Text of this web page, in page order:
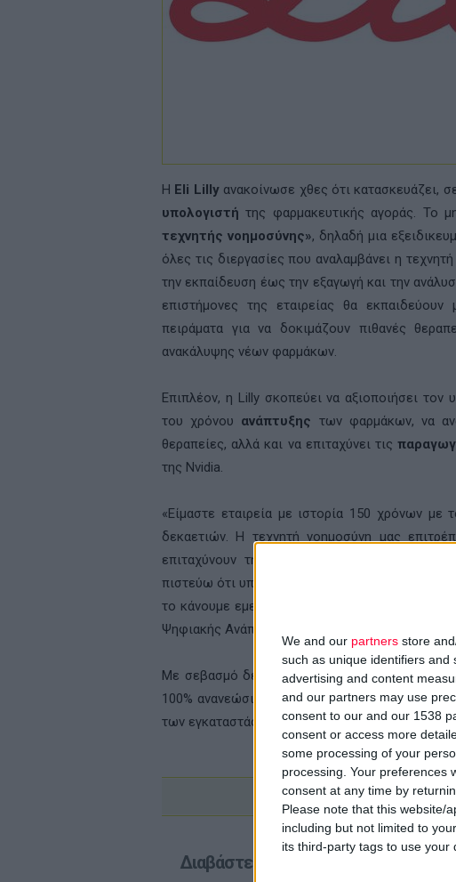
We and our partners store
such as unique identifiers and
advertising and content
and our partners may use
consent to our and our 1538
consent or access more
some processing of your
processing. Your preferences
consent at any time by
Please note that this website/
including but not limited to
its third-party tags to use your
Η Eli Lillyανακοίνωσε χθες ότι κατασκευάζει,
υπολογιστή της φαρμακευτικής αγοράς. Το
τεχνητής νοημοσύνης», δηλαδή μια
όλες τις διεργασίες που αναλαμβάνει η
την εκπαίδευση έως την εξαγωγή και την
επιστήμονες της εταιρείας θα
πειράματα για να δοκιμάζουν πιθανές
ανακάλυψης νέων φαρμάκων.
Επιπλέον, η Lilly σκοπεύει να αξιοποιήσει
του χρόνου ανάπτυξης των φαρμάκων, να
θεραπείες, αλλά και να επιταχύνει τις
της Nvidia.
«Είμαστε εταιρεία με ιστορία 150 χρόνων
δεκαετιών. Η τεχνητή νοημοσύνη μας
επιταχύνουν την καινοτομία ώστε να
πιστεύω ότι υπάρχει άλλη εταιρεία στον κλάδο
το κάνουμε εμείς», δήλωσε
Ψηφιακής Ανάπτυξης στη Lilly.
Με σεβασμό δε στις δεσμεύσεις
100% ανανεώσιμη ηλεκτρική ενέργεια και θα
των εγκαταστάσεων της εταιρείας για υγρή ψύξη.
Διαβάστε επίσης